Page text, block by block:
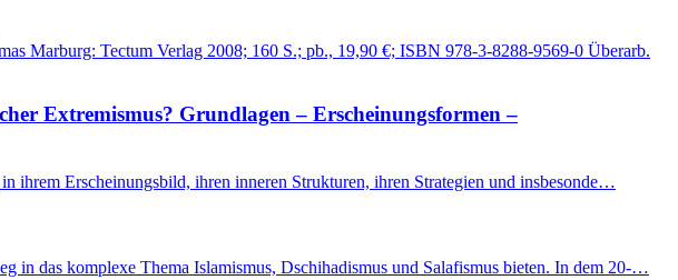
Marburg: Tectum Verlag 2008; 160 S.; pb., 19,90 €; ISBN 978-3-8288-9569-0 Überarb.
Extremismus? Grundlagen – Erscheinungsformen –
ihrem Erscheinungsbild, ihren inneren Strukturen, ihren Strategien und insbesonde…
in das komplexe Thema Islamismus, Dschihadismus und Salafismus bieten. In dem 20-…